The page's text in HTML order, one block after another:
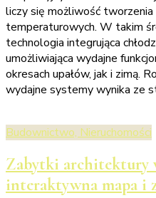
liczy się możliwość tworzenia
temperaturowych. W takim
technologia integrująca
umożliwiająca wydajne
okresach upałów, jak i zimą.
wydajne systemy wynika ze
Budownictwo, Nieruchomości
Zabytki architektury
interaktywna mapa i